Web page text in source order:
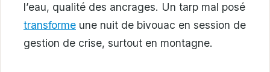
l’eau, qualité des ancrages. Un tarp mal posé
transforme une nuit de bivouac en session de
gestion de crise, surtout en montagne.